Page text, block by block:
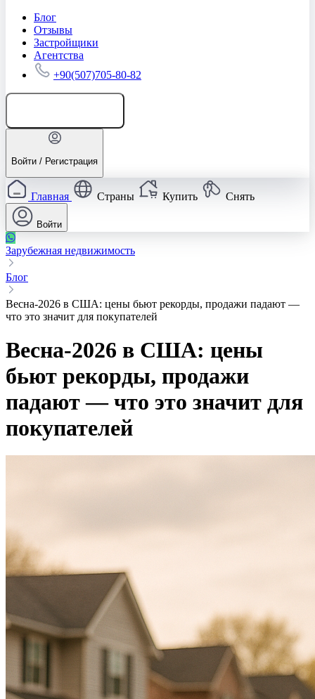
Блог
Отзывы
Застройщики
Агентства
+90(507)705-80-82
Войти / Регистрация
Главная Страны Купить Снять
Войти
Зарубежная недвижимость
Блог
Весна-2026 в США: цены бьют рекорды, продажи падают —
что это значит для покупателей
Весна-2026 в США: цены
бьют рекорды, продажи
падают — что это значит для
покупателей